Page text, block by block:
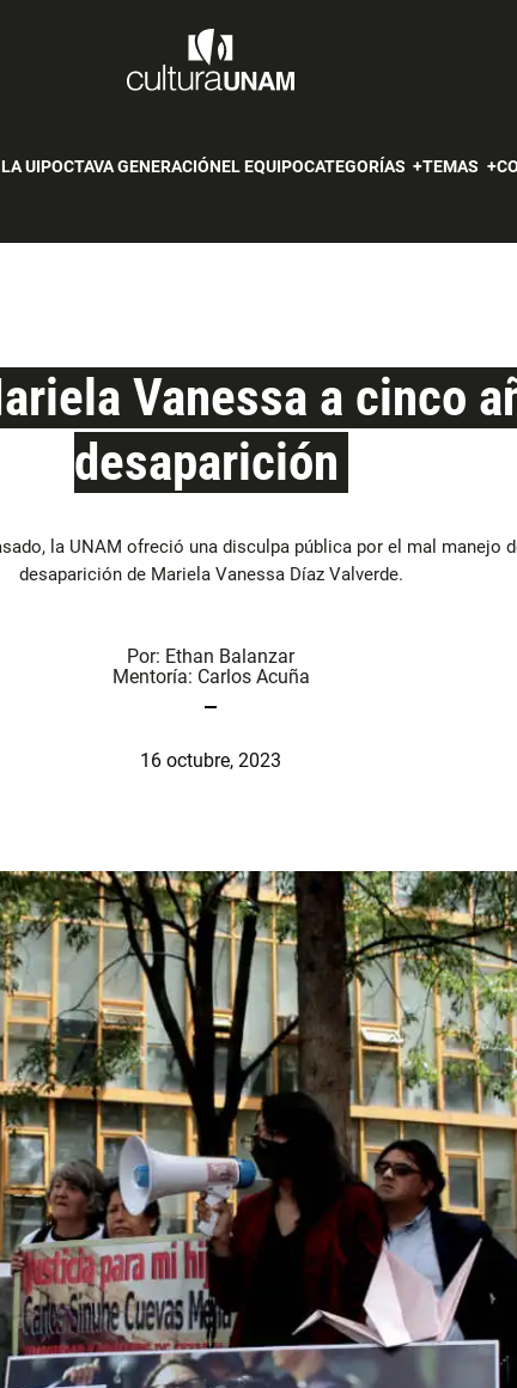
UIPOCTAVA GENERACIÓNEL EQUIPOCATEGORÍAS TEMAS
Vanessa a cinco
desaparición
la UNAM ofreció una disculpa pública por el mal manejo
desaparición de Mariela Vanessa Díaz Valverde.
Por: Ethan Balanzar
Mentoría: Carlos Acuña
16 octubre, 2023